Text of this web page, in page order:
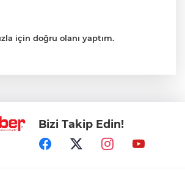
için doğru olanı yaptım.
Türk Dünyası'na katıldı
Bizi Takip Edin!